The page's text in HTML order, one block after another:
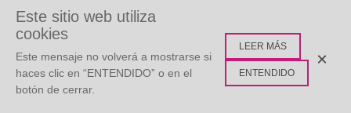
ETIQUETAS POPULARES
Este sitio web utiliza
cookies
Este mensaje no volverá a mostrarse si
haces clic en “ENTENDIDO” o en el
botón de cerrar.
LEER MÁS
ENTENDIDO
×